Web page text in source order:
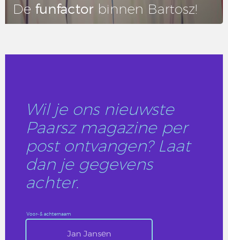
De fun­fac­tor binnen Bartosz!
Wil je ons nieuwste
Paarsz magazine per
post ontvangen? Laat
dan je gegevens
achter.
Voor- & achternaam